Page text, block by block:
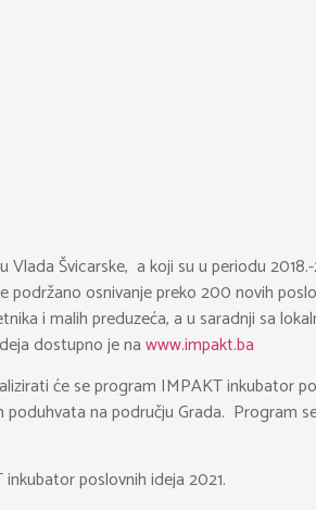
Švicarske, a koji su u periodu
osnivanje preko 200 novih
i malih preduzeća, a u saradnji sa
dostupno je nawww.impakt.ba
će se program IMPAKT inkubator
na području Grada. Program
poslovnih ideja 2021.